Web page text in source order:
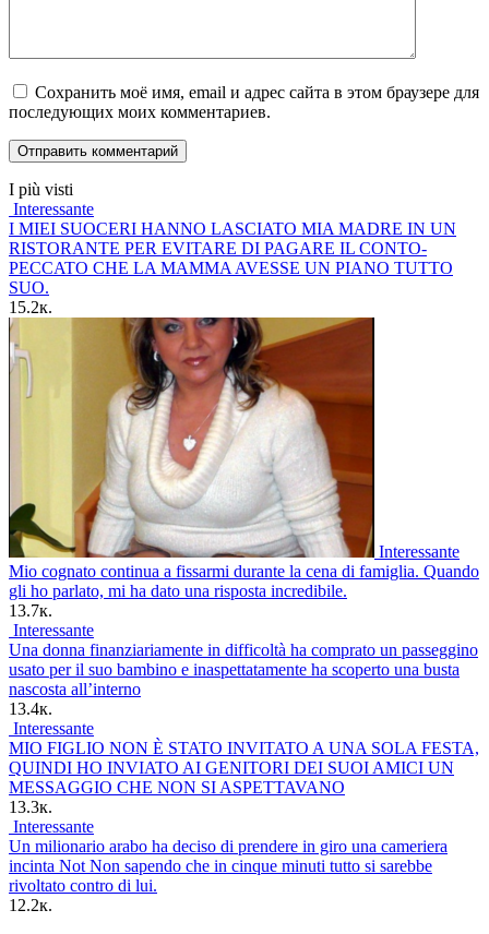
Сохранить моё имя, email и адрес сайта в этом браузере для
последующих моих комментариев.
I più visti
Interessante
I MIEI SUOCERI HANNO LASCIATO MIA MADRE IN UN
RISTORANTE PER EVITARE DI PAGARE IL CONTO-
PECCATO CHE LA MAMMA AVESSE UN PIANO TUTTO
SUO.
15.2к.
Interessante
Mio cognato continua a fissarmi durante la cena di famiglia. Quando
gli ho parlato, mi ha dato una risposta incredibile.
13.7к.
Interessante
Una donna finanziariamente in difficoltà ha comprato un passeggino
usato per il suo bambino e inaspettatamente ha scoperto una busta
nascosta all’interno
13.4к.
Interessante
MIO FIGLIO NON È STATO INVITATO A UNA SOLA FESTA,
QUINDI HO INVIATO AI GENITORI DEI SUOI AMICI UN
MESSAGGIO CHE NON SI ASPETTAVANO
13.3к.
Interessante
Un milionario arabo ha deciso di prendere in giro una cameriera
incinta Not Non sapendo che in cinque minuti tutto si sarebbe
rivoltato contro di lui.
12.2к.